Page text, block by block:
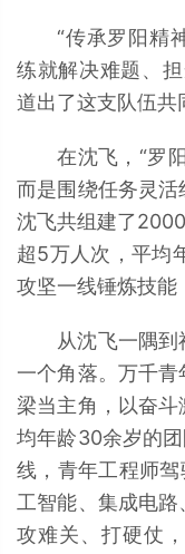
“传承罗阳精神
练就解决难题、
道出了这支队伍共
在沈飞，“罗阳
而是围绕任务灵活
沈飞共组建了
超5万人次，平均
攻坚一线锤炼技能
从沈飞一隅到
一个角落。万千
梁当主角，以奋
均年龄30余岁的
线，青年工程师驾
工智能、集成电
攻难关、打硬仗